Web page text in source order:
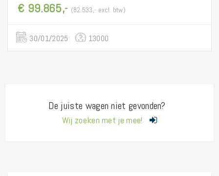
€ 99.865,- (82.533,- excl. btw)
30/01/2025 13000
De juiste wagen niet gevonden?
Wij zoeken met je mee!